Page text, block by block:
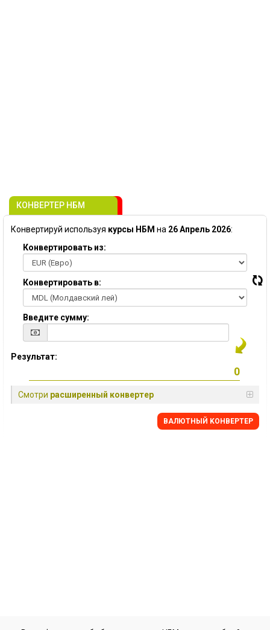
КОНВЕРТЕР НБМ
Конвертируй используя курсы НБМ на 26 Апрель 2026:
Конвертировать из:
Конвертировать в:
Введите сумму:
Результат:
Смотри расширенный конвертер
BАЛЮТНЫЙ KОНВЕРТЕР